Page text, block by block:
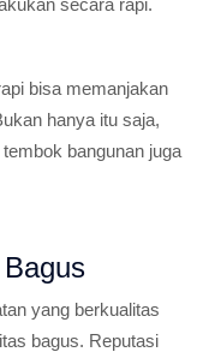
secara rapi.
bisa memanjakan
hanya itu saja,
bangunan juga
yang berkualitas
bagus. Reputasi